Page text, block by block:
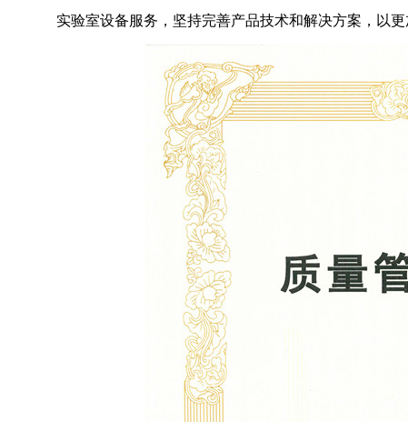
实验室设备服务，坚持完善产品技术和解决方案，以